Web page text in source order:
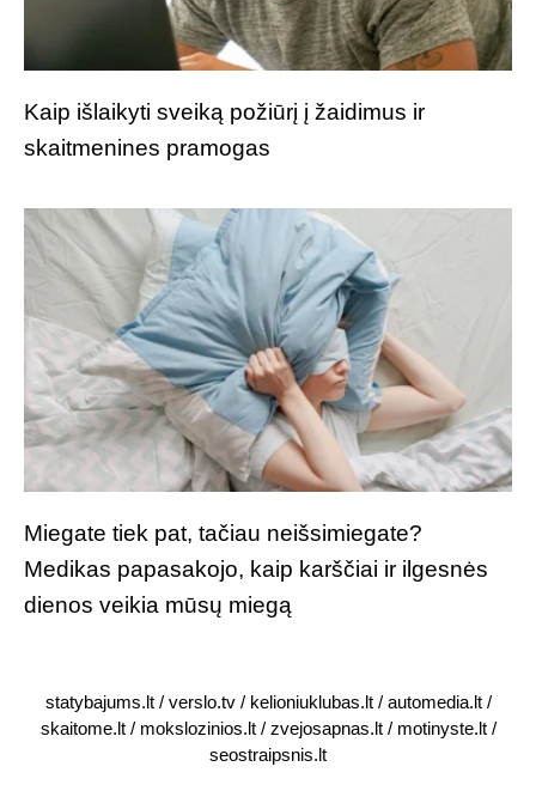
Kaip išlaikyti sveiką požiūrį į žaidimus ir
skaitmenines pramogas
Miegate tiek pat, tačiau neišsimiegate?
Medikas papasakojo, kaip karščiai ir ilgesnės
dienos veikia mūsų miegą
statybajums.lt/ verslo.tv/ kelioniuklubas.lt/ automedia.lt/
skaitome.lt/ mokslozinios.lt/ zvejosapnas.lt/ motinyste.lt/
seostraipsnis.lt